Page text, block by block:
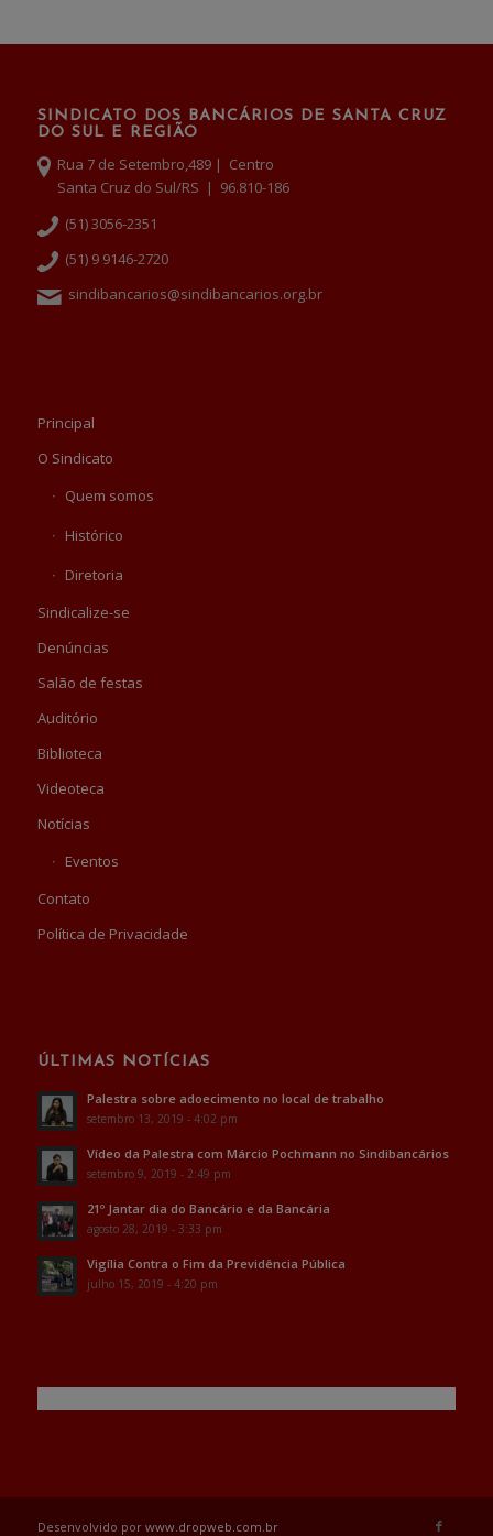
SINDICATO DOS BANCÁRIOS DE SANTA CRUZ
DO SUL E REGIÃO
Rua 7 de Setembro,489 | Centro
Santa Cruz do Sul/RS | 96.810-186
(51) 3056-2351
(51) 9 9146-2720
sindibancarios@sindibancarios.org.br
Principal
O Sindicato
Quem somos
Histórico
Diretoria
Sindicalize-se
Denúncias
Salão de festas
Auditório
Biblioteca
Videoteca
Notícias
Eventos
Contato
Política de Privacidade
ÚLTIMAS NOTÍCIAS
Palestra sobre adoecimento no local de trabalho
setembro 13, 2019 - 4:02 pm
Vídeo da Palestra com Márcio Pochmann no Sindibancários
setembro 9, 2019 - 2:49 pm
21º Jantar dia do Bancário e da Bancária
agosto 28, 2019 - 3:33 pm
Vigília Contra o Fim da Previdência Pública
julho 15, 2019 - 4:20 pm
Desenvolvido por www.dropweb.com.br